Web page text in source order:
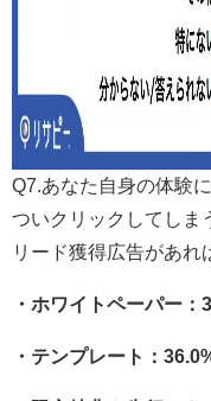
Q7.あなた自身の体験
ついクリックしてしま
リード獲得広告があれ
・ホワイトペーパー：
・テンプレート：